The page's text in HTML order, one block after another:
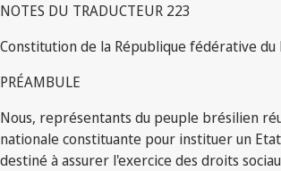
NOTES DU TRADUCTEUR 223
Constitution de la République fédérative du
PRÉAMBULE
Nous, représentants du peuple brésilien
nationale constituante pour instituer un
destiné à assurer l'exercice des droits